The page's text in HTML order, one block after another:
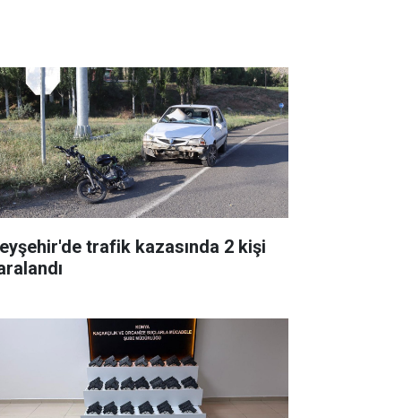
trafik kazasında 2 kişi